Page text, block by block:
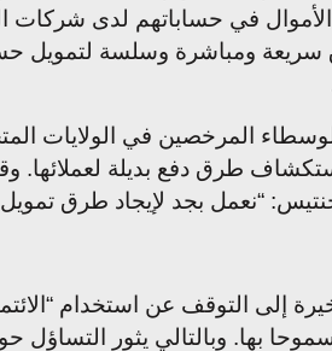
الأموال في حساباتهم لدى شركات
ومباشرة وسلسة لتمويل
المرخصين في الولايات
طرق دفع بديلة لعملائها.
“نعمل بجد لإيجاد طرق تمويل
إلى التوقف عن استخدام
بها. وبالتالي يثور